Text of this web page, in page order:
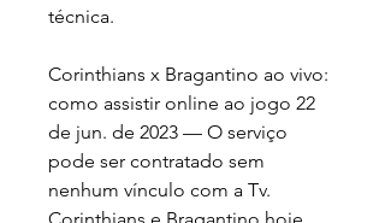
técnica.
Corinthians x Bragantino ao vivo:
como assistir online ao jogo 22
de jun. de 2023 — O serviço
pode ser contratado sem
nenhum vínculo com a Tv.